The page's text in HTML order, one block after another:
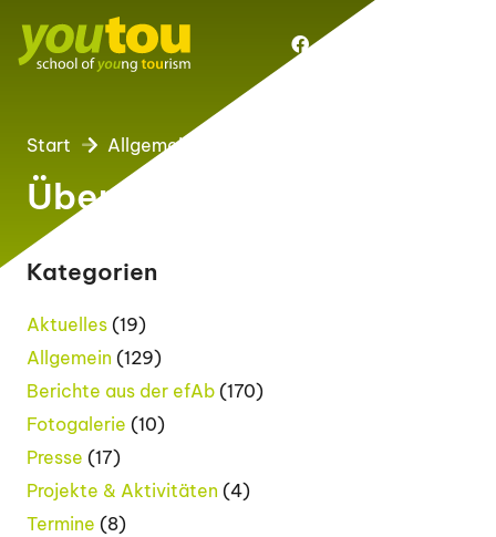
Start Allgemein
Übersicht:
Kategorien
Aktuelles (19)
Allgemein (129)
Berichte aus der efAb (170)
Fotogalerie (10)
Presse (17)
Projekte & Aktivitäten (4)
Termine (8)